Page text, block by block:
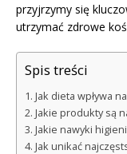
przyjrzymy się
utrzymać zdrowe
Spis treści
Jak dieta wpływa
Jakie produkty są
Jakie nawyki
Jak unikać